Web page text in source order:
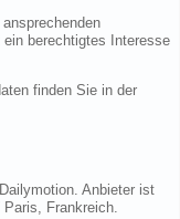
berechtigtes Interesse
finden Sie in der
Anbieter ist
Frankreich.